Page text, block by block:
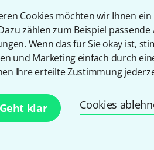
Cookies möchten wir Ihnen
zählen zum Beispiel
Wenn das für Sie okay ist,
und Marketing einfach durch
Ihre erteilte Zustimmung
Geht klar Cookies
DMX-
Sofort